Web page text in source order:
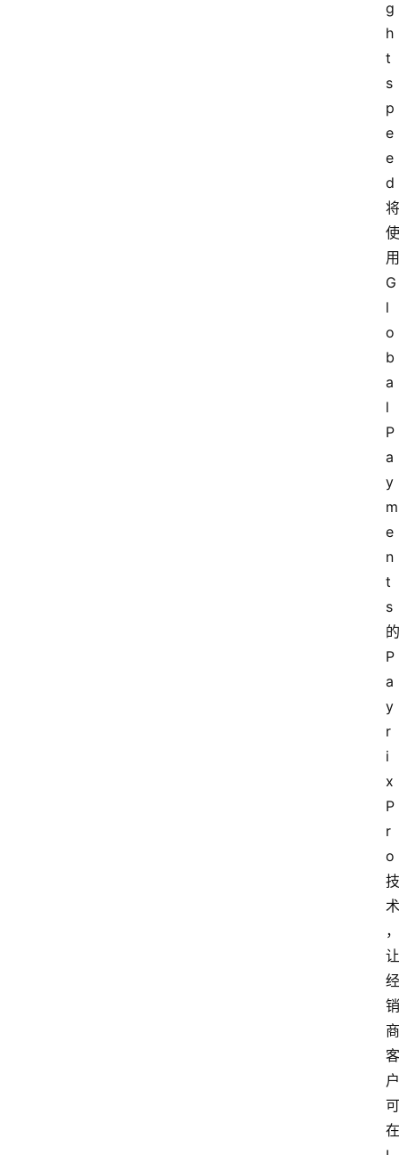
g
h
t
s
p
e
e
d
将
使
用
G
l
o
b
a
l
P
a
y
m
e
n
t
s
的
P
a
y
r
i
x
P
r
o
技
术
，
让
经
销
商
客
户
可
在